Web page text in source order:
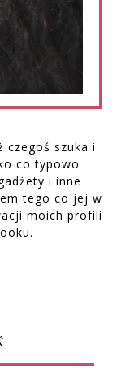
czegoś szuka i
co typowo
i inne
tego co jej w
moich profili